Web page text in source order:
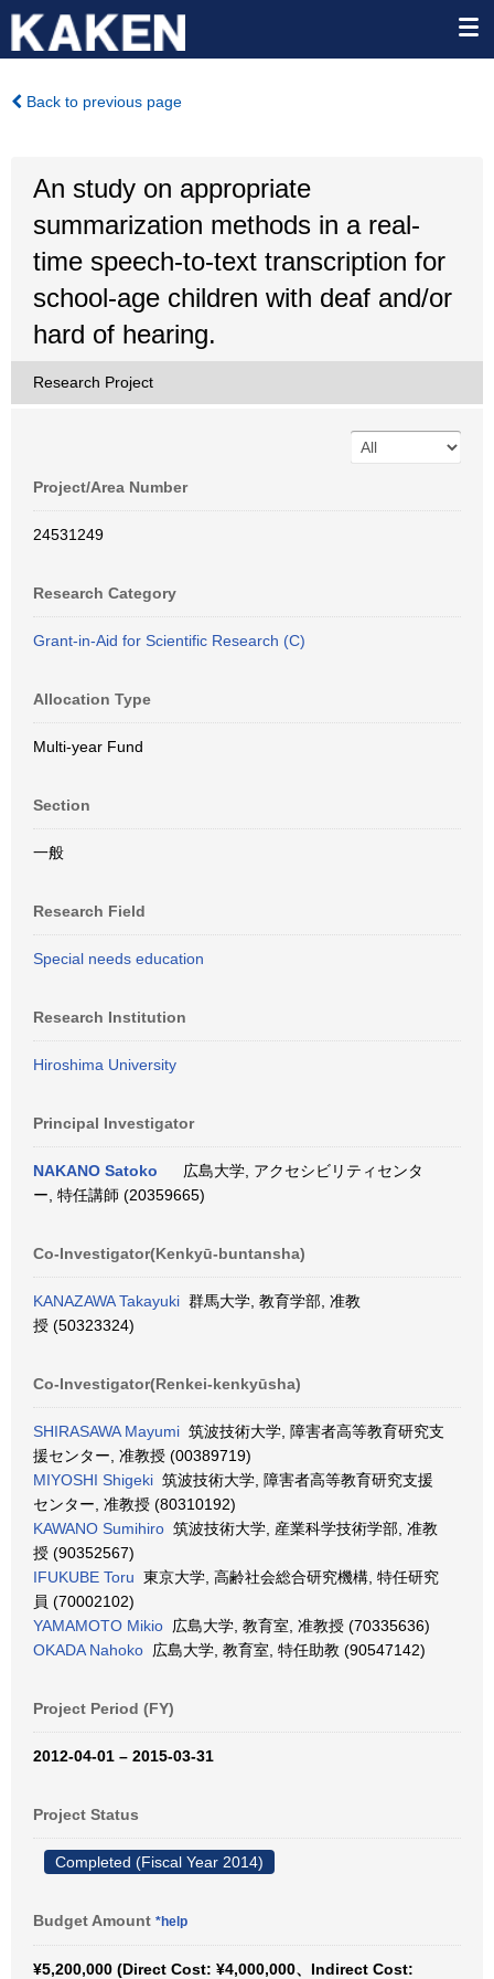
Back to previous page
An study on appropriate
summarization methods in a real-
time speech-to-text transcription for
school-age children with deaf and/or
hard of hearing.
Research Project
Project/Area Number
24531249
Research Category
Grant-in-Aid for Scientific Research (C)
Allocation Type
Multi-year Fund
Section
一般
Research Field
Special needs education
Research Institution
Hiroshima University
Principal Investigator
NAKANO Satoko
広島大学, アクセシビリティセンタ
ー, 特任講師 (20359665)
Co-Investigator(Kenkyū-buntansha)
KANAZAWA Takayuki 群馬大学, 教育学部, 准教
授 (50323324)
Co-Investigator(Renkei-kenkyūsha)
SHIRASAWA Mayumi 筑波技術大学, 障害者高等教育研究支
援センター, 准教授 (00389719)
MIYOSHI Shigeki 筑波技術大学, 障害者高等教育研究支援
センター, 准教授 (80310192)
KAWANO Sumihiro 筑波技術大学, 産業科学技術学部, 准教
授 (90352567)
IFUKUBE Toru 東京大学, 高齢社会総合研究機構, 特任研究
員 (70002102)
YAMAMOTO Mikio 広島大学, 教育室, 准教授 (70335636)
OKADA Nahoko 広島大学, 教育室, 特任助教 (90547142)
Project Period (FY)
2012-04-01 – 2015-03-31
Project Status
Completed (Fiscal Year 2014)
Budget Amount *help
¥5,200,000 (Direct Cost: ¥4,000,000、Indirect Cost: